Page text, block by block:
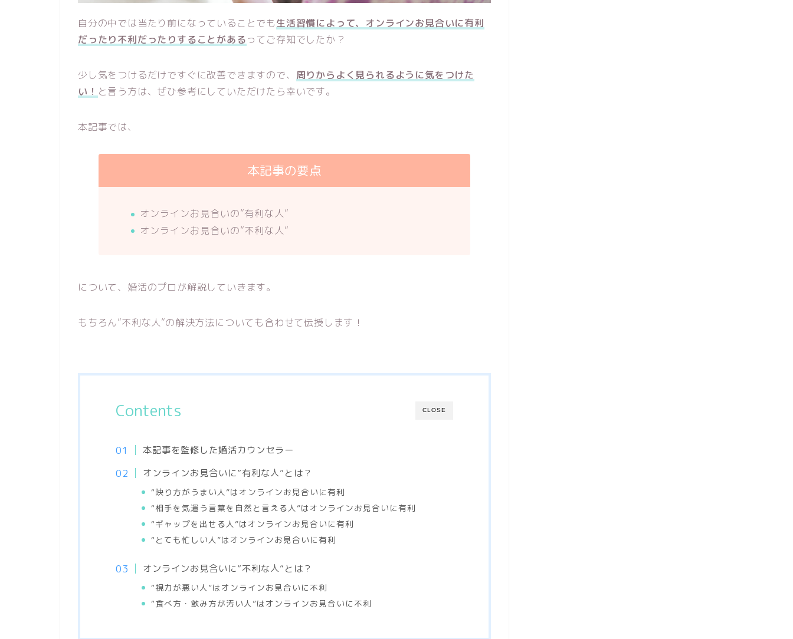
自分の中では当たり前になっていることでも生活習慣によって、オンラインお見合いに有利
だったり不利だったりすることがあるってご存知でしたか？
少し気をつけるだけですぐに改善できますので、 周りからよく見られるように気をつけた
い！ と言う方は、ぜひ参考にしていただけたら幸いです。
本記事では、
本記事の要点
オンラインお見合いの”有利な人”
オンラインお見合いの”不利な人”
について、婚活のプロが解説していきます。
もちろん”不利な人”の解決方法についても合わせて伝授します！
CLOSE
Contents
本記事を監修した婚活カウンセラー
オンラインお見合いに”有利な人”とは？
“映り方がうまい人”はオンラインお見合いに有利
“相手を気遣う言葉を自然と言える人”はオンラインお見合いに有利
“ギャップを出せる人”はオンラインお見合いに有利
“とても忙しい人”はオンラインお見合いに有利
オンラインお見合いに”不利な人”とは？
“視力が悪い人”はオンラインお見合いに不利
“食べ方・飲み方が汚い人”はオンラインお見合いに不利